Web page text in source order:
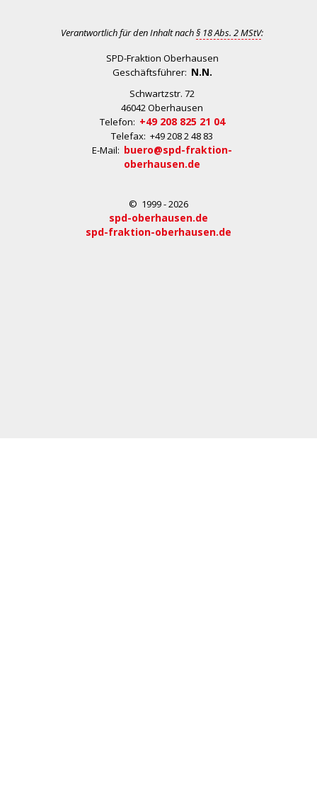
Verantwortlich für den Inhalt nach§ 18 Abs. 2 MStV:
SPD-Fraktion Oberhausen
Geschäftsführer: N.N.
Schwartzstr. 72
46042 Oberhausen
Telefon: +49 208 825 21 04
Telefax: +49 208 2 48 83
E-Mail: buero@spd-fraktion-
oberhausen.de
© 1999 - 2026
spd-oberhausen.de
spd-fraktion-oberhausen.de